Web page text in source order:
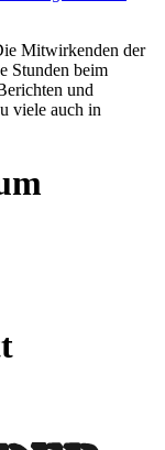
Mitwirkenden der
Stunden beim
und
viele auch in